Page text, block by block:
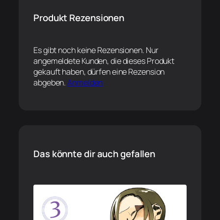
Produkt Rezensionen
Es gibt noch keine Rezensionen. Nur
angemeldete Kunden, die dieses Produkt
gekauft haben, dürfen eine Rezension
abgeben.Anmelden
Das könnte dir auch gefallen